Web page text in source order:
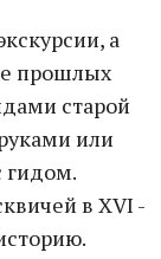
а
прошлых
старой
или
гидом.
в XVI -